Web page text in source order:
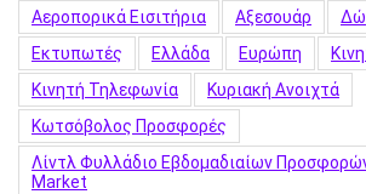
Αεροπορικά Εισιτήρια
Αξεσουάρ
Εκτυπωτές
Ελλάδα Ευρώπη
Κινητή Τηλεφωνία
Κυριακή Ανοιχτά
Κωτσόβολος Προσφορές
Λίντλ Φυλλάδιο Εβδομαδιαίων
Market